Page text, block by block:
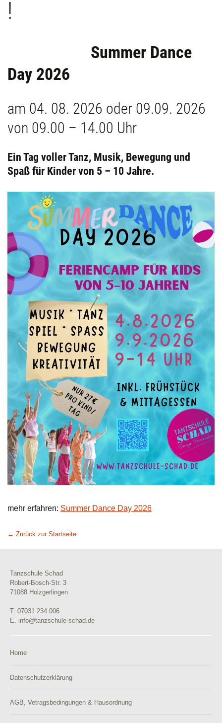
!
Summer Dance
Day 2026
am 04. 08. 2026 oder 09.09. 2026
von 09.00 – 14.00 Uhr
Ein Tag voller Tanz, Musik, Bewegung und
Spaß für Kinder von 5 – 10 Jahre.
mehr erfahren: Summer Dance Day 2026
← Zurück zur Startseite
Tanzschule Schad
Robert-Bosch-Str. 3
71088 Holzgerlingen
T. 07031 234 006
E. info@tanzschule-schad.de
Home
Datenschutzerklärung
AGB, Vetragsbedingungen & Hausordnung